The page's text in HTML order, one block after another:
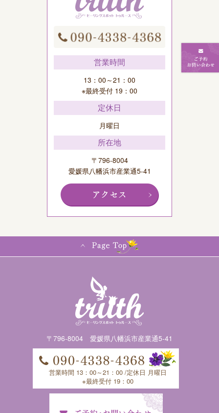
営業時間
13：00～21：00
※最終受付 19：00
定休日
月曜日
所在地
〒796-8004
愛媛県八幡浜市産業通5-41
〒796-8004 愛媛県八幡浜市産業通5-41
営業時間 13：00～21：00 /定休日 月曜日
※最終受付 19：00